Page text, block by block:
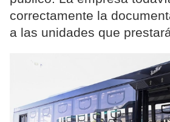
correctamente la
a las unidades que